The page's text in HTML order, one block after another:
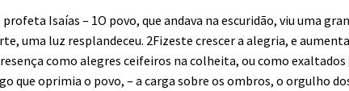
Isaías – 1O povo, que andava na escuridão, viu uma
uma luz resplandeceu. 2Fizeste crescer a alegria, e
como alegres ceifeiros na colheita, ou como
que oprimia o povo, – a carga sobre os ombros, o orgulho